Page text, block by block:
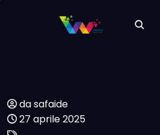
da safaide
27 aprile 2025